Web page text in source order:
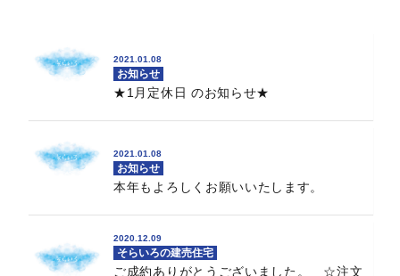
2021.01.08
お知らせ
★1月定休日 のお知らせ★
2021.01.08
お知らせ
本年もよろしくお願いいたします。
2020.12.09
そらいろの建売住宅
ご成約ありがとうございました。 ☆注文